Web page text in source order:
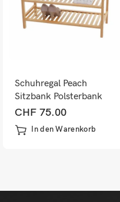
Schuhregal Peach
Sitzbank Polsterbank
mit Kissen Bambus
50x70x30cm
CHF 75.00
In den Warenkorb